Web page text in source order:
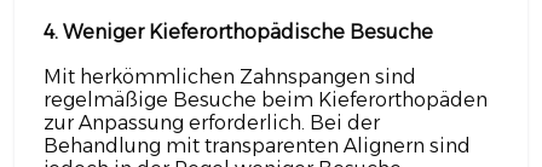
4. Weniger Kieferorthopädische Besuche
Mit herkömmlichen Zahnspangen sind
regelmäßige Besuche beim Kieferorthopäden
zur Anpassung erforderlich. Bei der
Behandlung mit transparenten Alignern sind